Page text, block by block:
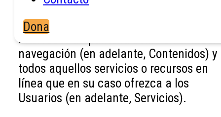
Dona
decir, el árbol de navegación; y todos los
elementos integrados tanto en los
interfaces de pantalla como en el árbol
navegación (en adelante, Contenidos) y
todos aquellos servicios o recursos en
línea que en su caso ofrezca a los
Usuarios (en adelante, Servicios).